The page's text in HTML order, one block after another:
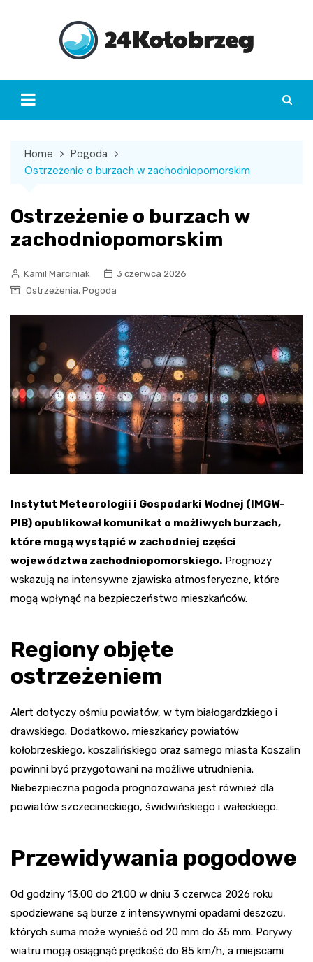
Home
Pogoda
Ostrzeżenie o burzach w zachodniopomorskim
Ostrzeżenie o burzach w
zachodniopomorskim
Kamil Marciniak
3 czerwca 2026
Ostrzeżenia, Pogoda
Instytut Meteorologii i Gospodarki Wodnej (IMGW-
PIB) opublikował komunikat o możliwych burzach,
które mogą wystąpić w zachodniej części
województwa zachodniopomorskiego. Prognozy
wskazują na intensywne zjawiska atmosferyczne, które
mogą wpłynąć na bezpieczeństwo mieszkańców.
Regiony objęte
ostrzeżeniem
Alert dotyczy ośmiu powiatów, w tym białogardzkiego i
drawskiego. Dodatkowo, mieszkańcy powiatów
kołobrzeskiego, koszalińskiego oraz samego miasta Koszalin
powinni być przygotowani na możliwe utrudnienia.
Niebezpieczna pogoda prognozowana jest również dla
powiatów szczecineckiego, świdwińskiego i wałeckiego.
Przewidywania pogodowe
Od godziny 13:00 do 21:00 w dniu 3 czerwca 2026 roku
spodziewane są burze z intensywnymi opadami deszczu,
których suma może wynieść od 20 mm do 35 mm. Porywy
wiatru mogą osiągnąć prędkość do 85 km/h, a miejscami